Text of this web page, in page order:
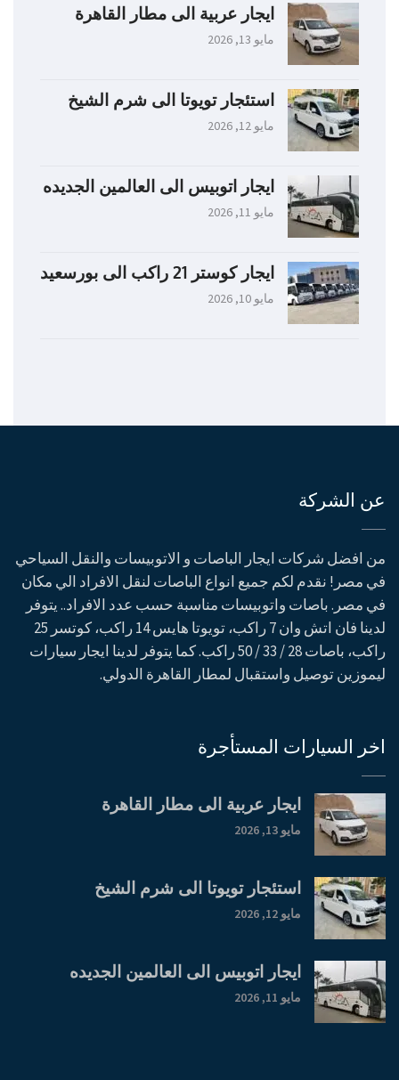
ايجار عربية الى مطار القاهرة
مايو 13, 2026
استئجار تويوتا الى شرم الشيخ
مايو 12, 2026
ايجار اتوبيس الى العالمين الجديده
مايو 11, 2026
ايجار كوستر 21 راكب الى بورسعيد
مايو 10, 2026
عن الشركة
من افضل شركات ايجار الباصات و الاتوبيسات والنقل السياحي
في مصر! نقدم لكم جميع انواع الباصات لنقل الافراد الي مكان
في مصر. باصات واتوبيسات مناسبة حسب عدد الافراد.. يتوفر
لدينا فان اتش وان 7 راكب، تويوتا هايس 14 راكب، كوتسر 25
راكب، باصات 28 / 33 / 50 راكب. كما يتوفر لدينا ايجار سيارات
ليموزين توصيل واستقبال لمطار القاهرة الدولي.
اخر السيارات المستأجرة
ايجار عربية الى مطار القاهرة
مايو 13, 2026
استئجار تويوتا الى شرم الشيخ
مايو 12, 2026
ايجار اتوبيس الى العالمين الجديده
مايو 11, 2026